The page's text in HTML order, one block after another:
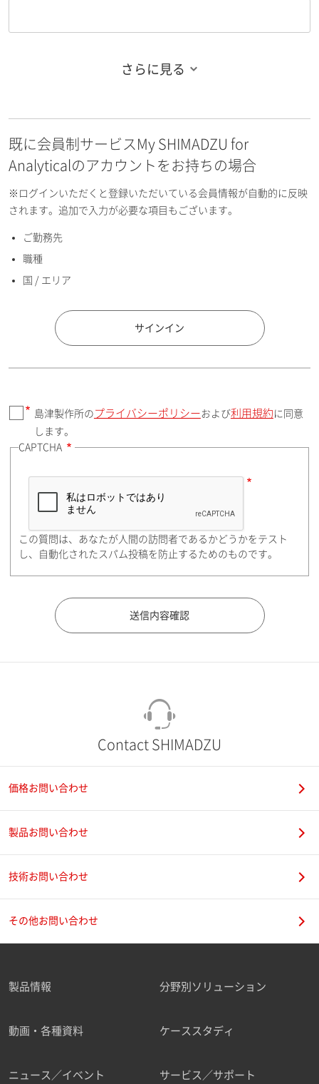
お名前フリガナ（名）
E-mailアドレス（半角英数）
国 / エリア
郵便番号（勤務先）
住所検索
都道府県（勤務先）
ご勤務先
職種
さらに見る
既に会員制サービスMy SHIMADZU for
Analyticalのアカウントをお持ちの場合
※ログインいただくと登録いただいている会員情報が自動的に反映
されます。追加で入力が必要な項目もございます。
ご勤務先
職種
国 / エリア
サインイン
島津製作所の プライバシーポリシーおよび利用規約 に同意
します。
CAPTCHA
この質問は、あなたが人間の訪問者であるかどうかをテスト
し、自動化されたスパム投稿を防止するためのものです。
Contact SHIMADZU
価格お問い合わせ
製品お問い合わせ
技術お問い合わせ
その他お問い合わせ
製品情報 分野別ソリューション
動画・各種資料 ケーススタディ
ニュース／イベント サービス／サポート